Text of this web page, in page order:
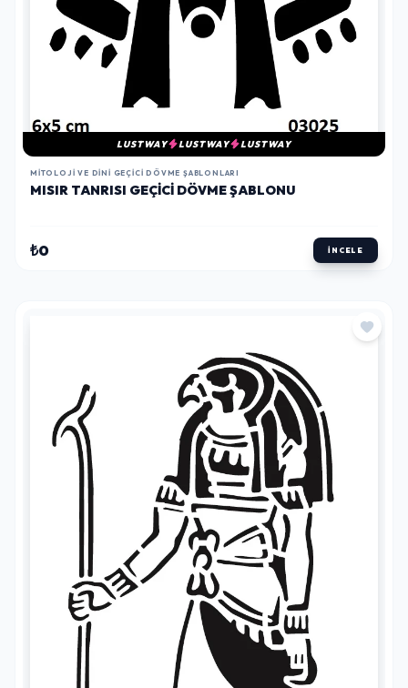
LUSTWAY LUSTWAY LUSTWAY
MITOLOJI VE DINI GEÇICI DÖVME ŞABLONLARI
MISIR TANRISI GEÇICI DÖVME ŞABLONU
₺0 İNCELE